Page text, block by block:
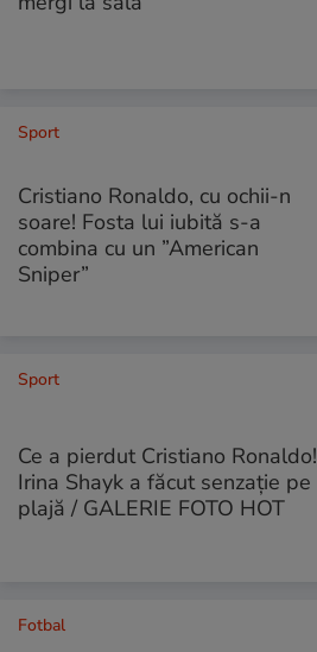
Sport
Cristiano Ronaldo, cu ochii-n
soare! Fosta lui iubită s-a
combina cu un ”American
Sniper”
Sport
Ce a pierdut Cristiano Ronaldo!
Irina Shayk a făcut senzație pe
plajă / GALERIE FOTO HOT
Fotbal